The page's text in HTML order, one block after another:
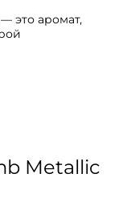
это аромат,
он передает
тактильной
стали.
Metallic